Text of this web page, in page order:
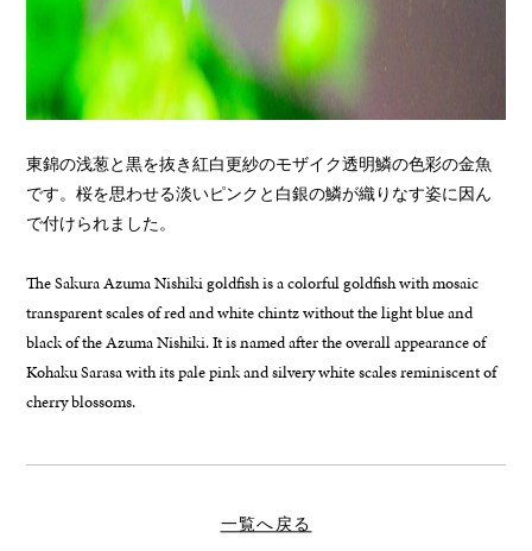
東錦の浅葱と黒を抜き紅白更紗のモザイク透明鱗の色彩の金魚
です。桜を思わせる淡いピンクと白銀の鱗が織りなす姿に因ん
で付けられました。
The Sakura Azuma Nishiki goldfish is a colorful goldfish with mosaic
transparent scales of red and white chintz without the light blue and
black of the Azuma Nishiki. It is named after the overall appearance of
Kohaku Sarasa with its pale pink and silvery white scales reminiscent of
cherry blossoms.
一覧へ戻る